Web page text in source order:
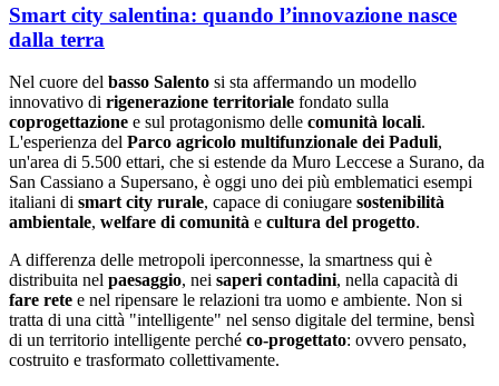
Smart city salentina: quando l’innovazione nasce
dalla terra
Nel cuore del basso Salento si sta affermando un modello
innovativo di rigenerazione territoriale fondato sulla
coprogettazione e sul protagonismo delle comunità locali.
L'esperienza del Parco agricolo multifunzionale dei Paduli,
un'area di 5.500 ettari, che si estende da Muro Leccese a Surano, da
San Cassiano a Supersano, è oggi uno dei più emblematici esempi
italiani di smart city rurale, capace di coniugare sostenibilità
ambientale, welfare di comunità e cultura del progetto.
A differenza delle metropoli iperconnesse, la smartness qui è
distribuita nel paesaggio, nei saperi contadini, nella capacità di
fare rete e nel ripensare le relazioni tra uomo e ambiente. Non si
tratta di una città "intelligente" nel senso digitale del termine, bensì
di un territorio intelligente perché co-progettato: ovvero pensato,
costruito e trasformato collettivamente.